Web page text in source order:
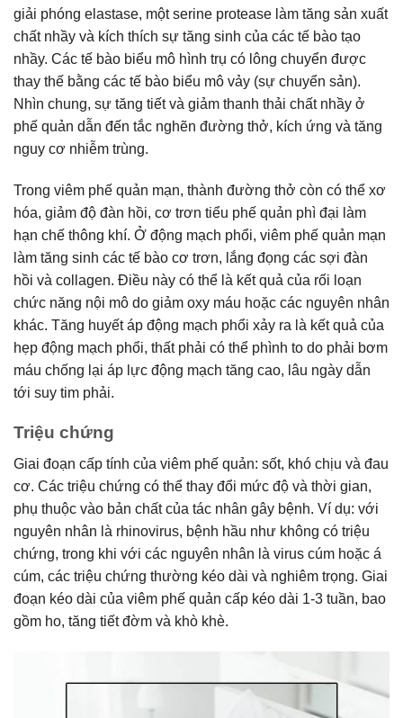
giải phóng elastase, một serine protease làm tăng sản xuất
chất nhầy và kích thích sự tăng sinh của các tế bào tạo
nhầy. Các tế bào biểu mô hình trụ có lông chuyển được
thay thế bằng các tế bào biểu mô vảy (sự chuyển sản).
Nhìn chung, sự tăng tiết và giảm thanh thải chất nhầy ở
phế quản dẫn đến tắc nghẽn đường thở, kích ứng và tăng
nguy cơ nhiễm trùng.
Trong viêm phế quản mạn, thành đường thở còn có thể xơ
hóa, giảm độ đàn hồi, cơ trơn tiểu phế quản phì đại làm
hạn chế thông khí. Ở động mạch phổi, viêm phế quản mạn
làm tăng sinh các tế bào cơ trơn, lắng đọng các sợi đàn
hồi và collagen. Điều này có thể là kết quả của rối loạn
chức năng nội mô do giảm oxy máu hoặc các nguyên nhân
khác. Tăng huyết áp động mạch phổi xảy ra là kết quả của
hẹp động mạch phổi, thất phải có thể phình to do phải bơm
máu chống lại áp lực động mạch tăng cao, lâu ngày dẫn
tới suy tim phải.
Triệu chứng
Giai đoạn cấp tính của viêm phế quản: sốt, khó chịu và đau
cơ. Các triệu chứng có thể thay đổi mức độ và thời gian,
phụ thuộc vào bản chất của tác nhân gây bệnh. Ví dụ: với
nguyên nhân là rhinovirus, bệnh hầu như không có triệu
chứng, trong khi với các nguyên nhân là virus cúm hoặc á
cúm, các triệu chứng thường kéo dài và nghiêm trọng. Giai
đoạn kéo dài của viêm phế quản cấp kéo dài 1-3 tuần, bao
gồm ho, tăng tiết đờm và khò khè.